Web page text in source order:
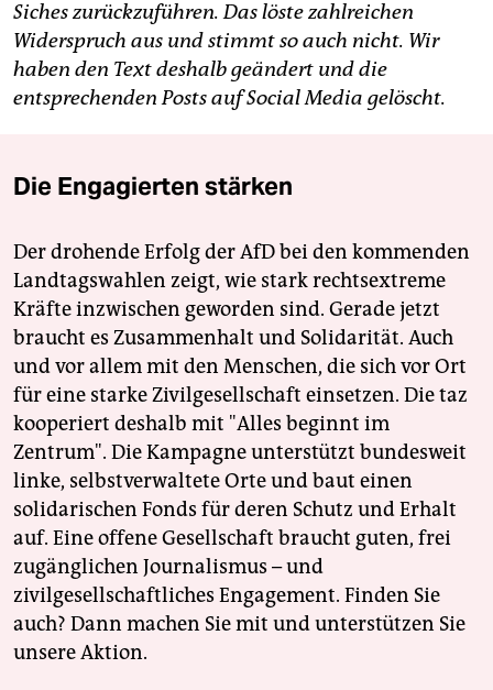
Siches zurückzuführen. Das löste zahlreichen
Widerspruch aus und stimmt so auch nicht. Wir
haben den Text deshalb geändert und die
entsprechenden Posts auf Social Media gelöscht.
Die Engagierten stärken
Der drohende Erfolg der AfD bei den kommenden
Landtagswahlen zeigt, wie stark rechtsextreme
Kräfte inzwischen geworden sind. Gerade jetzt
braucht es Zusammenhalt und Solidarität. Auch
und vor allem mit den Menschen, die sich vor Ort
für eine starke Zivilgesellschaft einsetzen. Die taz
kooperiert deshalb mit "Alles beginnt im
Zentrum". Die Kampagne unterstützt bundesweit
linke, selbstverwaltete Orte und baut einen
solidarischen Fonds für deren Schutz und Erhalt
auf. Eine offene Gesellschaft braucht guten, frei
zugänglichen Journalismus – und
zivilgesellschaftliches Engagement. Finden Sie
auch? Dann machen Sie mit und unterstützen Sie
unsere Aktion.